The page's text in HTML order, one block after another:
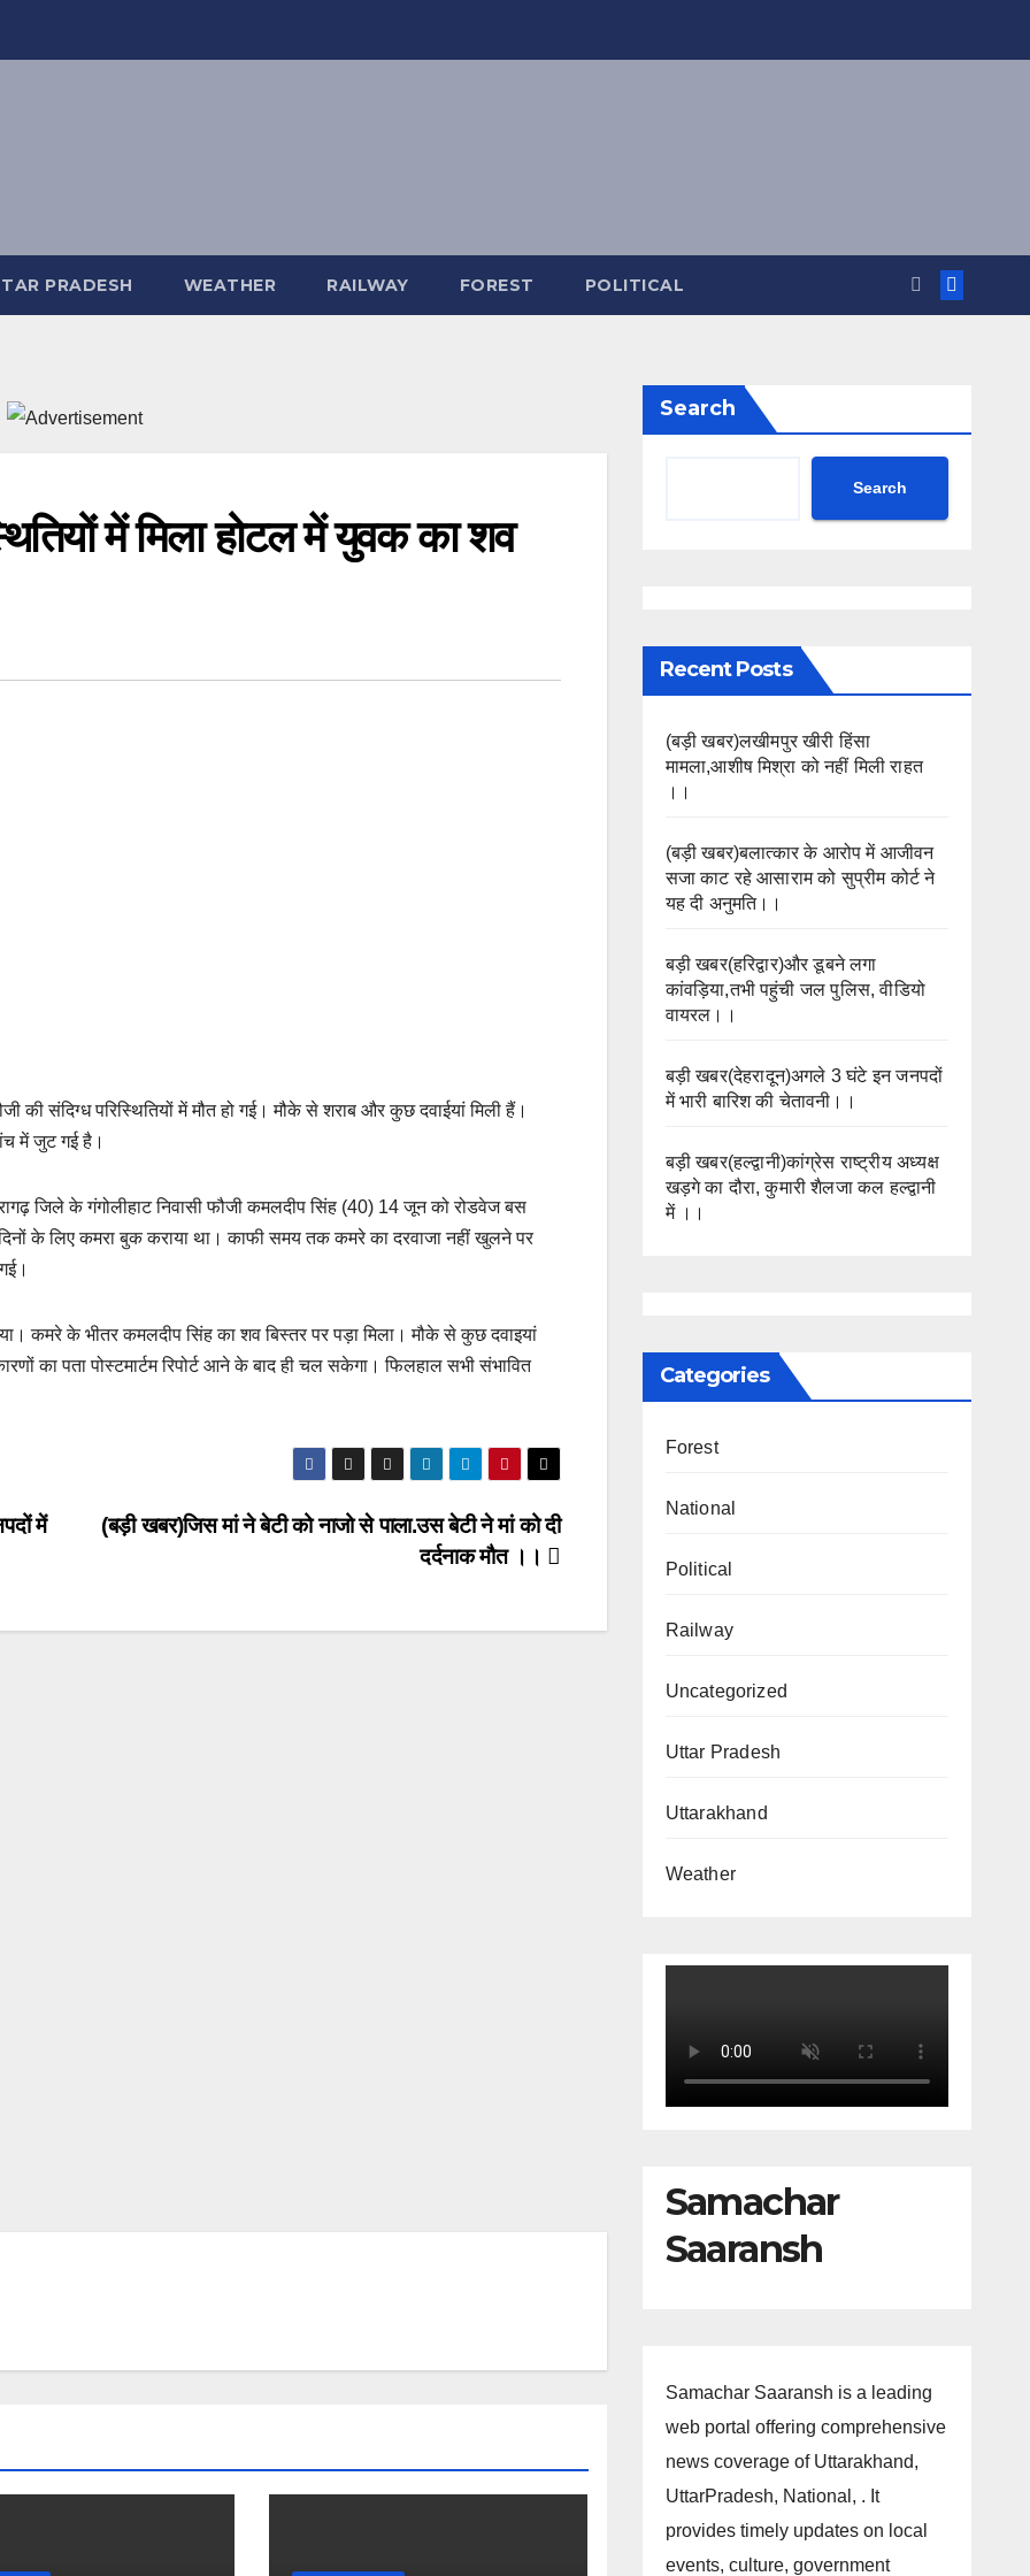
PRADESH WEATHER RAILWAY FOREST POLITICAL
में मिला होटल में युवक का शव
संदिग्ध परिस्थितियों में मौत हो गई। मौके से शराब और कुछ दवाईयां मिली हैं।
में जुट गई है।
जिले के गंगोलीहाट निवासी फौजी कमलदीप सिंह (40) 14 जून को रोडवेज बस
के लिए कमरा बुक कराया था। काफी समय तक कमरे का दरवाजा नहीं खुलने पर
कमरे के भीतर कमलदीप सिंह का शव बिस्तर पर पड़ा मिला। मौके से कुछ दवाइयां
का पता पोस्टमार्टम रिपोर्ट आने के बाद ही चल सकेगा। फिलहाल सभी संभावित
(बड़ी खबर)जिस मां ने बेटी को नाजो से पाला.उस बेटी ने मां को दी
दर्दनाक मौत ।।
में
Search
Search
Recent Posts
(बड़ी खबर)लखीमपुर खीरी हिंसा
मामला,आशीष मिश्रा को नहीं मिली राहत
।।
(बड़ी खबर)बलात्कार के आरोप में आजीवन
सजा काट रहे आसाराम को सुप्रीम कोर्ट ने
यह दी अनुमति।।
बड़ी खबर(हरिद्वार)और डूबने लगा
कांवड़िया,तभी पहुंची जल पुलिस, वीडियो
वायरल।।
बड़ी खबर(देहरादून)अगले 3 घंटे इन जनपदों
में भारी बारिश की चेतावनी।।
बड़ी खबर(हल्द्वानी)कांग्रेस राष्ट्रीय अध्यक्ष
खड़गे का दौरा, कुमारी शैलजा कल हल्द्वानी
में ।।
Categories
Forest
National
Political
Railway
Uncategorized
Uttar Pradesh
Uttarakhand
Weather
Samachar
Saaransh
Samachar Saaransh is a leading
web portal offering comprehensive
news coverage of Uttarakhand,
UttarPradesh, National, . It
provides timely updates on local
events, culture, government